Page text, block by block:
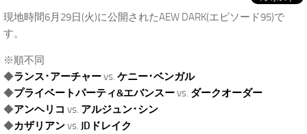
現地時間6月29日(火)に公開されたAEW DARK(エピソード95)で
す。
※順不同
◆ランス･アーチャーvs. ケニー･ベンガル
◆プライベートパーティ&エバンスーvs. ダークオーダー
◆アンヘリコ vs. アルジュン･シン
◆カザリアンvs. JDドレイク